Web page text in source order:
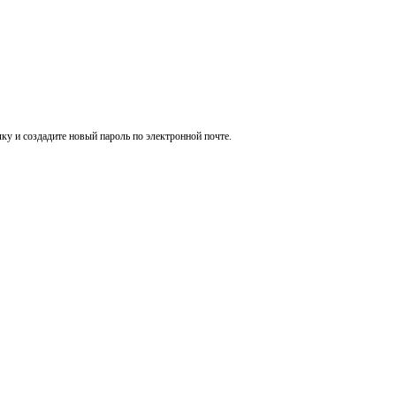
и создадите новый пароль по электронной почте.